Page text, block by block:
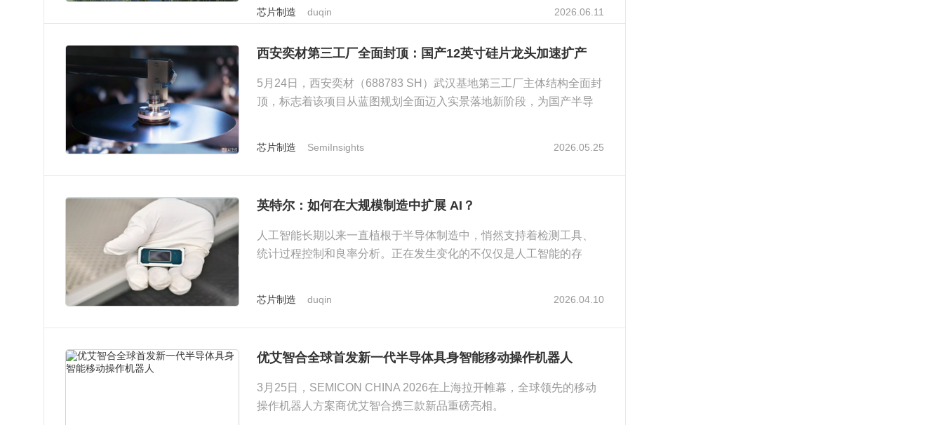
芯片制造 duqin 2026.06.11
西安奕材第三工厂全面封顶：国产12英寸硅片龙头加速扩产
5月24日，西安奕材（688783 SH）武汉基地第三工厂主体结构全面封
顶，标志着该项目从蓝图规划全面迈入实景落地新阶段，为国产半导
芯片制造 SemiInsights 2026.05.25
英特尔：如何在大规模制造中扩展 AI？
人工智能长期以来一直植根于半导体制造中，悄然支持着检测工具、
统计过程控制和良率分析。正在发生变化的不仅仅是人工智能的存
芯片制造 duqin 2026.04.10
优艾智合全球首发新一代半导体具身智能移动操作机器人
3月25日，SEMICON CHINA 2026在上海拉开帷幕，全球领先的移动
操作机器人方案商优艾智合携三款新品重磅亮相。